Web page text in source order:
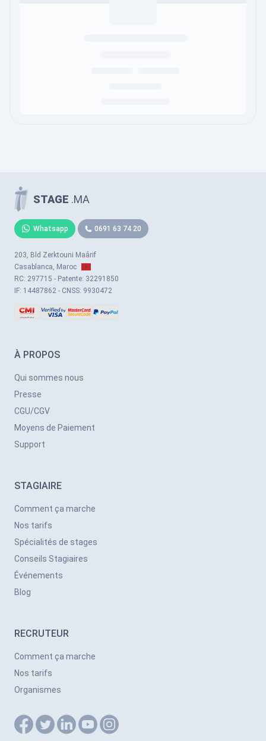
À PROPOS
Qui sommes nous
Presse
CGU/CGV
Moyens de Paiement
Support
STAGIAIRE
Comment ça marche
Nos tarifs
Spécialités de stages
Conseils Stagiaires
Événements
Blog
RECRUTEUR
Comment ça marche
Nos tarifs
Organismes
STAGE .MA
Whatsapp 0691 63 74 20
203, Bld Zerktouni Maârif
Casablanca, Maroc
RC: 297715 - Patente: 32291850
IF: 14487862 - CNSS: 9930472